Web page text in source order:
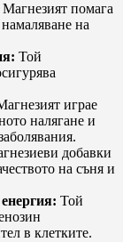
Магнезият помага
на
Той
играе
налягане и
добавки
на съня и
Той
в клетките.